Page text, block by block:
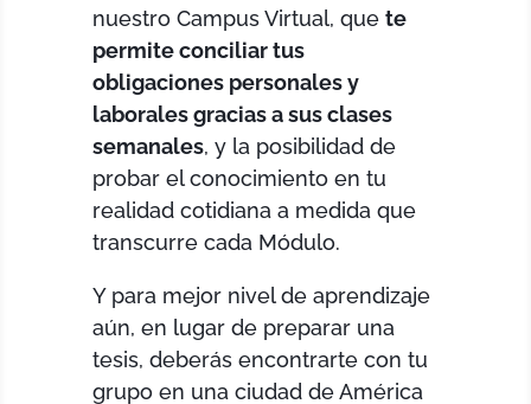
nuestro Campus Virtual, quete
permite conciliar tus
obligaciones personales y
laborales gracias a sus clases
semanales, y la posibilidad de
probar el conocimiento en tu
realidad cotidiana a medida que
transcurre cada Módulo.
Y para mejor nivel de aprendizaje
aún, en lugar de preparar una
tesis, deberás encontrarte con tu
grupo en una ciudad de América